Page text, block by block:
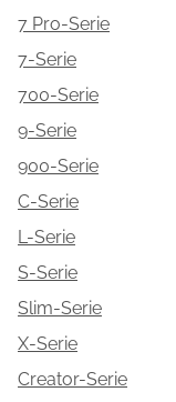
7 Pro-Serie
7-Serie
700-Serie
9-Serie
900-Serie
C-Serie
L-Serie
S-Serie
Slim-Serie
X-Serie
Creator-Serie